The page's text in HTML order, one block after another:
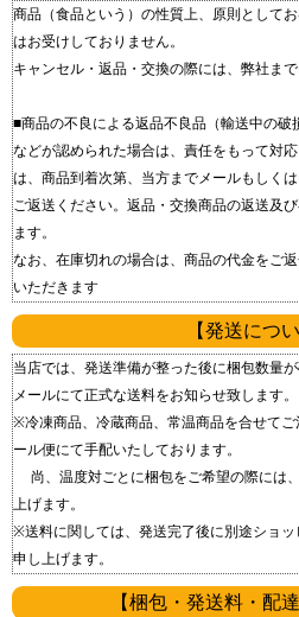
商品（食品という）の性質上、原則として
はお受けしておりません。
キャンセル・返品・交換の際には、弊社まで
■商品の不良による返品 不良品（輸送中の
などが認められた場合は、責任をもって対
は、商品到着次第、当方までメールもしく
ご返送ください。 返品・交換商品の返送及
ます。
なお、在庫切れの場合は、商品の代金をご
いただきます
【発送につい
当店では、発送準備が整った後に梱包数量
メールにて正式な送料をお知らせ致します。
※冷凍商品、冷蔵商品、常温商品を合せて
ール便にて手配いたしております。
尚、温度対ごとに梱包をご希望の際には
上げます。
※送料に関しては、発送完了後に別途ショ
申し上げます。
【梱包・発送料・配